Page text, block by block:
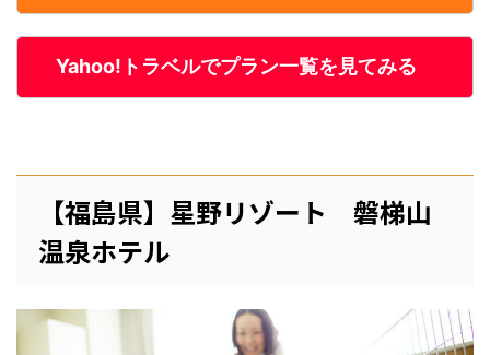
Yahoo!トラベルでプラン一覧を見てみる
【福島県】星野リゾート 磐梯山
温泉ホテル